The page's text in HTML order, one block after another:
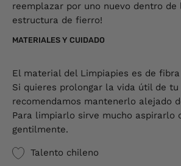
reemplazar por uno nuevo dentro de
estructura de fierro!
MATERIALES Y CUIDADO
El material del Limpiapies es de fibra
Si quieres prolongar la vida útil de tu
recomendamos mantenerlo alejado
Para limpiarlo sirve mucho aspirarlo
gentilmente.
Talento chileno